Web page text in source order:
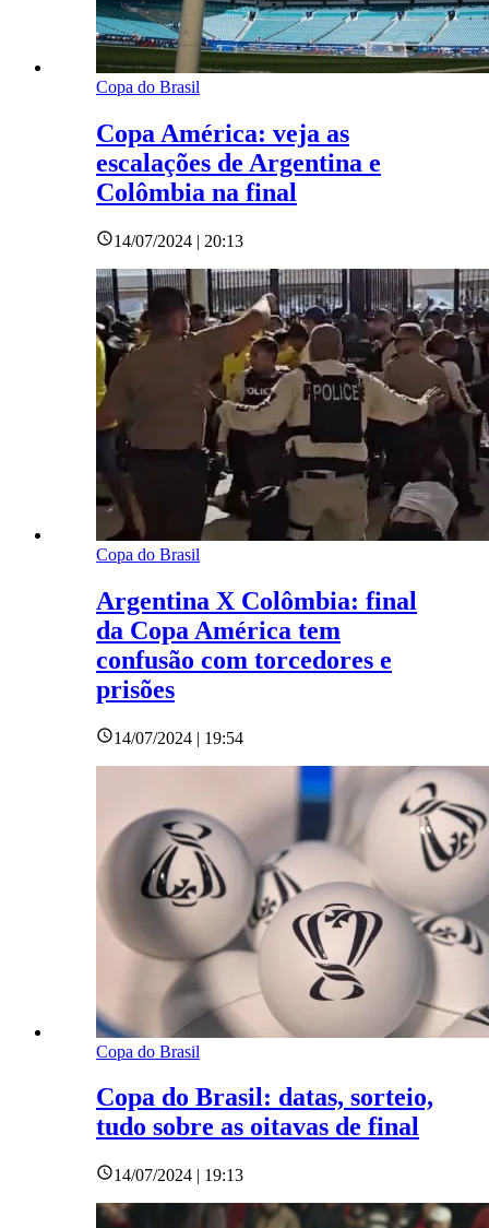
Copa do Brasil
Copa América: veja as
escalações de Argentina e
Colômbia na final
14/07/2024 | 20:13
Copa do Brasil
Argentina X Colômbia: final
da Copa América tem
confusão com torcedores e
prisões
14/07/2024 | 19:54
Copa do Brasil
Copa do Brasil: datas, sorteio,
tudo sobre as oitavas de final
14/07/2024 | 19:13